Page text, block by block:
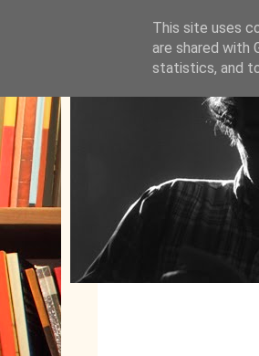
This site uses
are shared with
statistics, and